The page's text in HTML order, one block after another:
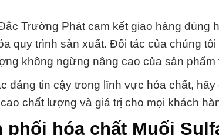
Trường Phát cam kết giao hàng đúng
quy trình sản xuất. Đối tác của chúng
không ngừng nâng cao của sản phẩm
đáng tin cậy trong lĩnh vực hóa chất,
chất lượng và giá trị cho mọi khách
phối hóa chất Muối